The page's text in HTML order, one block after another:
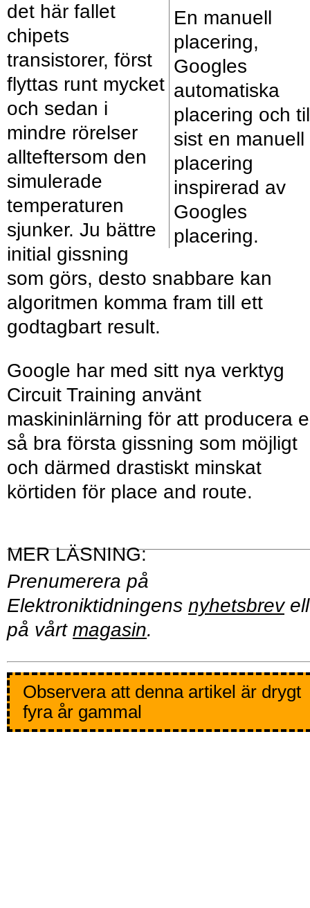
En manuell
placering,
Googles
automatiska
placering och
sist en manuell
placering
inspirerad av
Googles
placering.
det här fallet
chipets
transistorer, först
flyttas runt mycket
och sedan i
mindre rörelser
allteftersom den
simulerade
temperaturen
sjunker. Ju bättre
initial gissning
som görs, desto snabbare kan
algoritmen komma fram till ett
godtagbart result.
Google har med sitt nya verktyg
Circuit Training använt
maskininlärning för att producera
så bra första gissning som möjligt
och därmed drastiskt minskat
körtiden för place and route.
Prenumerera på
Elektroniktidningens nyhetsbrev
på vårt magasin.
Observera att denna artikel är drygt
fyra år gammal